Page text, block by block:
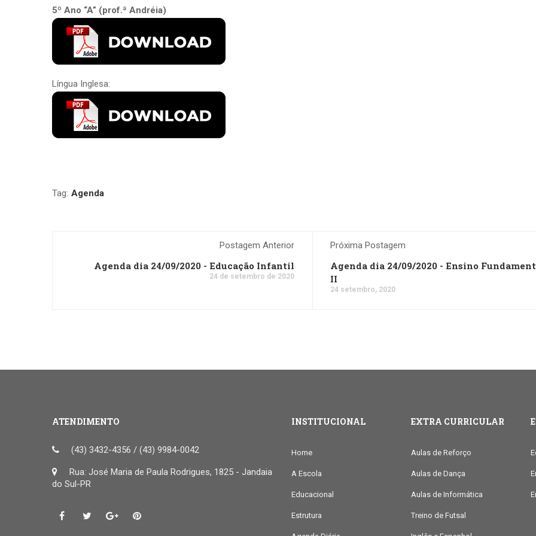
5º Ano “A” (prof.ª Andréia)
Língua Inglesa:
Tag: Agenda
Postagem Anterior
Agenda dia 24/09/2020 - Educação Infantil
24 de setembro de 2020
Próxima Postagem
Agenda dia 24/09/2020 - Ensino
II
24 setembro, 2020
ATENDIMENTO
(43) 3432-4356 / (43) 9984-0042
Rua: José Maria de Paula Rodrigues, 1825 - Jandaia
do Sul-PR
INSTITUCIONAL
Home
A Escola
Educacional
Estrutura
EXTRA CURRICULAR
Aulas de Reforço
Aulas de Dança
Aulas de Informática
Treino de Futsal